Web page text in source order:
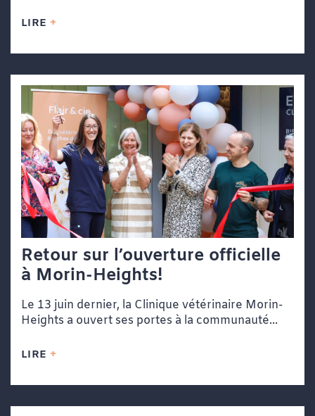
LIRE
Retour sur l’ouverture officielle
à Morin-Heights!
Le 13 juin dernier, la Clinique vétérinaire Morin-
Heights a ouvert ses portes à la communauté...
LIRE